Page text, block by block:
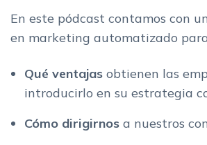
En este pódcast contamos con
en marketing automatizado
Qué ventajas obtienen las
introducirlo en su estrategia
Cómo dirigirnos a nuestros